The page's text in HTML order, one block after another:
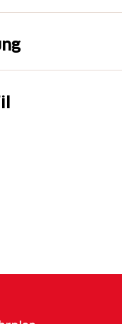
Grenze wir
Über 70%